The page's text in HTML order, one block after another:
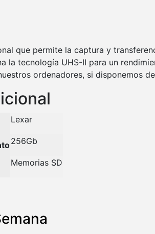
que permite la captura y
la tecnología UHS-II para un
ordenadores, si disponemos
Lexar
256Gb
Memorias SD